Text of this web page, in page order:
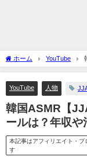
ホーム YouTube
収や活動は？
YouTube 人物
韓国ASMR【
ールは？年収や
本記事はアフィリエイト・プ
す